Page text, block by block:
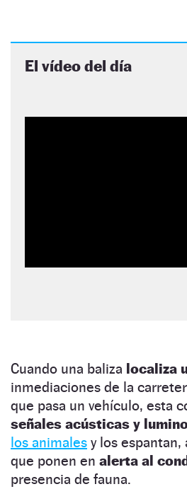
El vídeo del día
Cuando una baliza localiza
inmediaciones de la
que pasa un vehículo, esta
señales acústicas y
los animales y los
que ponen en alerta al
presencia de fauna.